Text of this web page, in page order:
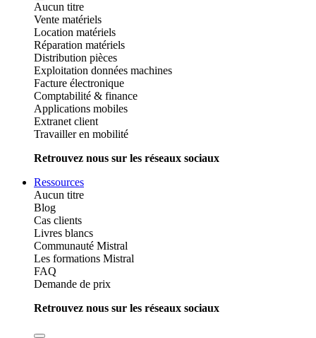
Aucun titre
Vente matériels
Location matériels
Réparation matériels
Distribution pièces
Exploitation données machines
Facture électronique
Comptabilité & finance
Applications mobiles
Extranet client
Travailler en mobilité
Retrouvez nous sur les réseaux sociaux
Ressources
Aucun titre
Blog
Cas clients
Livres blancs
Communauté Mistral
Les formations Mistral
FAQ
Demande de prix
Retrouvez nous sur les réseaux sociaux